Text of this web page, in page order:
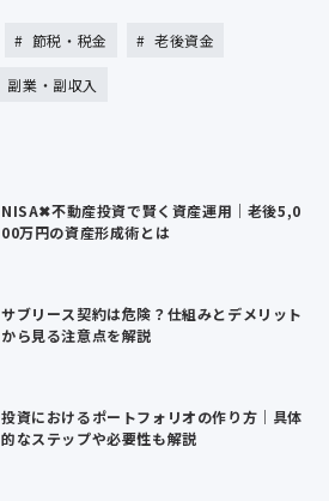
節税・税金 老後資金
副業・副収入
NISA✖不動産投資で賢く資産運用｜老後5,0
00万円の資産形成術とは
サブリース契約は危険？仕組みとデメリット
から見る注意点を解説
投資におけるポートフォリオの作り方｜具体
的なステップや必要性も解説